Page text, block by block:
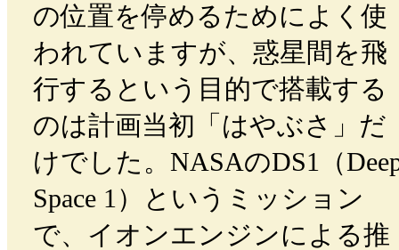
の位置を停めるためによく使
われていますが、惑星間を飛
行するという目的で搭載する
のは計画当初「はやぶさ」だ
けでした。NASAのDS1（
Space 1）というミッション
で、イオンエンジンによる推